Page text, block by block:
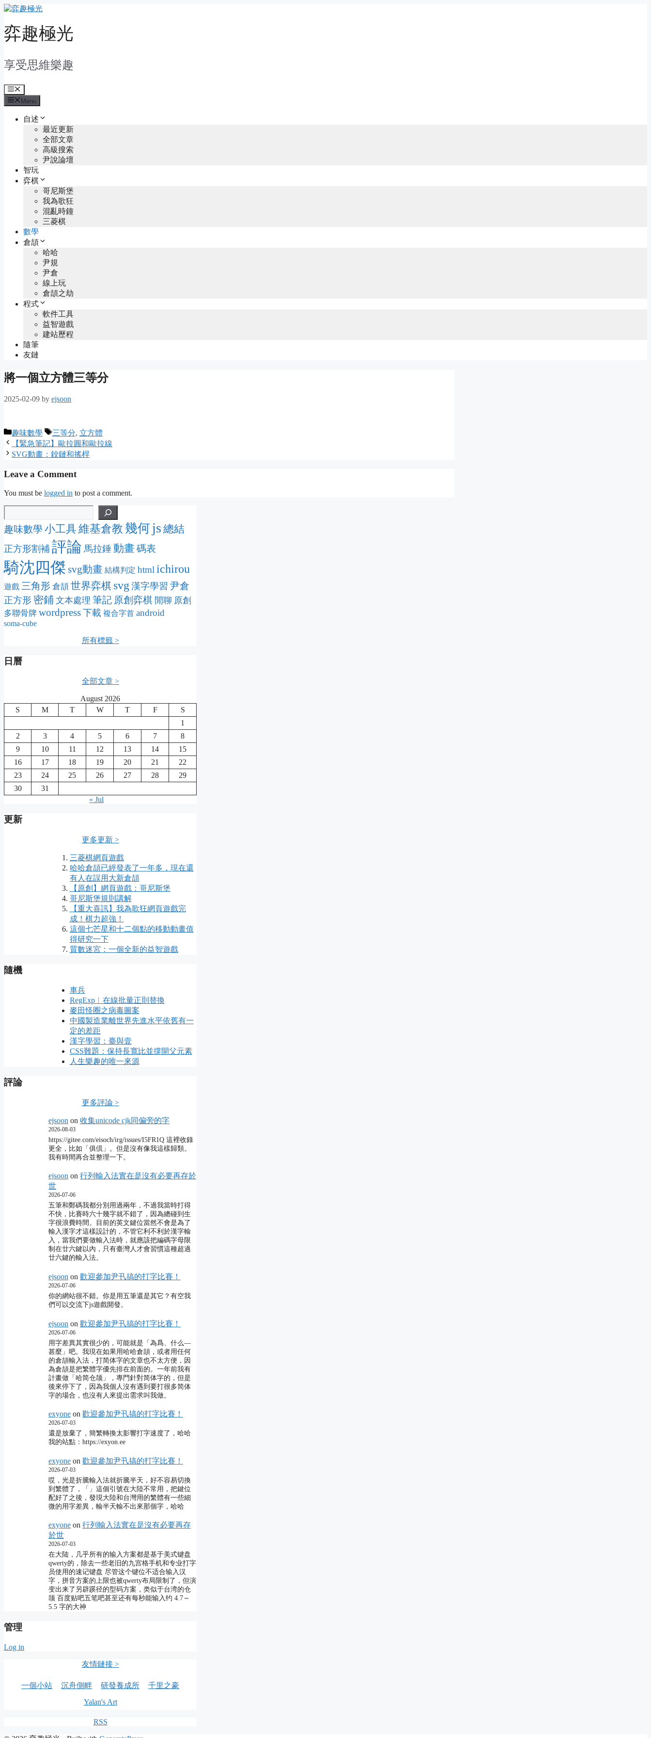
Skip
content
弈趣極光
享受思維樂趣
Menu
Menu
自述
最近更新
全部文章
高級搜索
尹說論壇
智玩
弈棋
哥尼斯堡
我為歌狂
混亂時鐘
三菱棋
數學
倉頡
哈哈
尹規
尹倉
線上玩
倉頡之劫
程式
軟件工具
益智遊戲
建站歷程
隨筆
友鏈
將一個立方體三等分
2025-02-09 by ejsoon
Categories
趣味數學 Tags
三等分, 立方體
【緊急筆記】歐拉圓和歐拉線
SVG動畫：鉸鏈和搖桿
Leave a Comment
You must be logged in to post a comment.
趣味數學 小工具 維基倉教 幾何js 總結
正方形割補 評論 馬拉錘動畫 碼表
騎沈四傑 svg動畫 結構判定 html ichirou
遊戲 三角形 倉頡 世界弈棋 svg 漢字學習 尹倉
正方形 密鋪 文本處理 筆記 原創弈棋 閒聊 原創
多聯骨牌 wordpress下載 複合字首 android
soma-cube
所有標籤 >
日曆
全部文章 >
August 2026
S
M T W T F
S
1
2
3 4 5 6 7
8
9
10 11 12 13 14
15
16
17 18 19 20 21
22
23
24 25 26 27 28
29
30
31
« Jul
更新
更多更新 >
三菱棋網頁遊戲
哈哈倉頡已經發表了一年多，現在還
有人在誤用大新倉頡
【原創】網頁遊戲：哥尼斯堡
哥尼斯堡規則講解
【重大喜訊】我為歌狂網頁遊戲完
成！棋力超強！
這個七芒星和十二個點的移動動畫值
得研究一下
質數迷宮：一個全新的益智遊戲
隨機
車兵
RegExp︱在線批量正則替換
麥田怪圈之病毒圖案
中國製造業離世界先進水平依舊有一
定的差距
漢字學習：臺與壹
CSS難題：保持長寬比並撐開父元素
人生樂趣的唯一來源
評論
更多評論 >
ejsoon on 收集unicode cjk同偏旁的字
2026-08-03
https://gitee.com/eisoch/irg/issues/I5FR1Q 這裡收錄
更全，比如「俱倶」。但是沒有像我這樣歸類。
我有時間再合並整理一下。
ejsoon on 行列輸入法實在是沒有必要再存於
世
2026-07-06
五筆和鄭碼我都分別用過兩年，不過我當時打得
不快，比賽時六十幾字就不錯了，因為總碰到生
字很浪費時間。目前的英文鍵位當然不會是為了
輸入漢字才這樣設計的，不管它利不利於漢字輸
入，當我們要做輸入法時，就應該把編碼字母限
制在廿六鍵以內，只有臺灣人才會習慣這種超過
廿六鍵的輸入法。
ejsoon on 歡迎參加尹卂搞的打字比賽！
2026-07-06
你的網站很不錯。你是用五筆還是其它？有空我
們可以交流下js遊戲開發。
ejsoon on 歡迎參加尹卂搞的打字比賽！
2026-07-06
用字差異其實很少的，可能就是「為爲、什么―
甚麼」吧。我現在如果用哈哈倉頡，或者用任何
的倉頡輸入法，打简体字的文章也不太方便，因
為倉頡是把繁體字優先排在前面的。一年前我有
計畫做「哈简仓颉」，專門針對简体字的，但是
後來停下了，因為我個人沒有遇到要打很多简体
字的場合，也沒有人來提出需求叫我做。
exyone on 歡迎參加尹卂搞的打字比賽！
2026-07-03
還是放棄了，簡繁轉換太影響打字速度了，哈哈
我的站點：https://exyon.ee
exyone on 歡迎參加尹卂搞的打字比賽！
2026-07-03
哎，光是折騰輸入法就折騰半天，好不容易切換
到繁體了，「」這個引號在大陸不常用，把鍵位
配好了之後，發現大陸和台灣用的繁體有一些細
微的用字差異，輸半天輸不出來那個字，哈哈
exyone on 行列輸入法實在是沒有必要再存
於世
2026-07-03
在大陆，几乎所有的输入方案都是基于美式键盘
qwerty的，除去一些老旧的九宫格手机和专业打字
员使用的速记键盘 尽管这个键位不适合输入汉
字，拼音方案的上限也被qwerty布局限制了，但演
变出来了另辟蹊径的型码方案，类似于台湾的仓
颉 百度贴吧五笔吧甚至还有每秒能输入约 4.7～
5.5 字的大神
管理
Log in
友情鏈接 >
一個小站 沉舟側畔 研發養成所
千里之豪
Yalan's Art
RSS